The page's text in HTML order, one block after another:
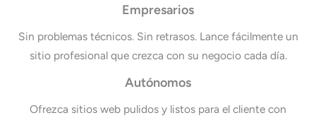
Empresarios
Sin problemas técnicos. Sin retrasos. Lance fácilmente un
sitio profesional que crezca con su negocio cada día.
Autónomos
Ofrezca sitios web pulidos y listos para el cliente con